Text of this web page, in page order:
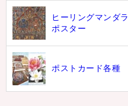
ヒーリングマンダラ
ポスター
ポストカード各種